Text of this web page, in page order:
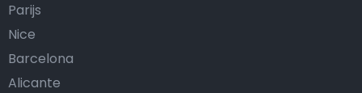
Parijs
Nice
Barcelona
Alicante